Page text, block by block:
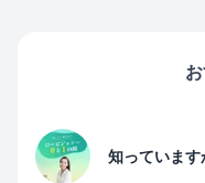
知っていま